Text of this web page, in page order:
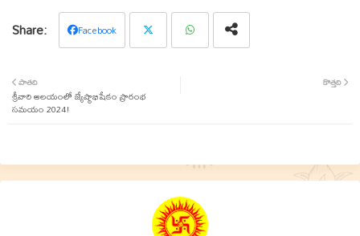
Facebook
ter
కొత్తది
పాతది
శ్రీవారి ఆలయంలో జ్యేష్ఠాభిషేకం ప్రారంభ
సమయం 2024!